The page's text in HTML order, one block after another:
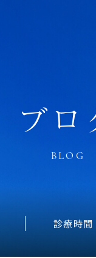
ブロ
BLOG
診療時間